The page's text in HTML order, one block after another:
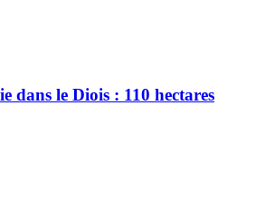
dans le Diois : 110 hectares